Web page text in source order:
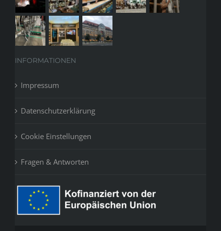
INFORMATIONEN
Impressum
Datenschutzerklärung
Cookie Einstellungen
Fragen & Antworten